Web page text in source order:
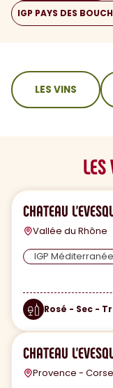
IGP PAYS DES
sommaire
LES VINS
CHATEAU
Vallée du Rhône
IGP Méditerranée
Rosé - Sec -
CHATEAU
Provence - Corse